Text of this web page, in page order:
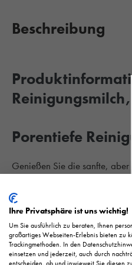
Beschreibung
Reinigungsmilch,
Porentiefe
Genießen Sie die sanfte,
Biodroga Organic. Die zarte
Umweltbelastungen gründlich
Haut wird porentief gereinigt
Ideal für die tägliche
Hauttyp:Für alle Hauttypen
Ihre Privatsphäre ist uns wichtig!
Um Sie ausführlich zu beraten, Ihnen
großartiges Webseiten-Erlebnis bieten zu
Trackingmethoden. In den
einsetzen und jederzeit, auch durch